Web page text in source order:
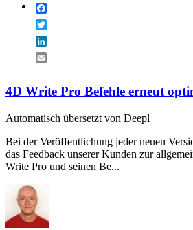
4D Write Pro Befehle erneut
Automatisch übersetzt von Deepl
Bei der Veröffentlichung jeder neuen
das Feedback unserer Kunden zur
Write Pro und seinen Be...